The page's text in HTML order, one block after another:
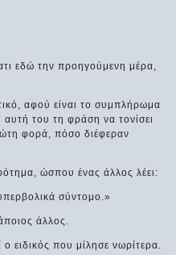
εδώ την προηγούμενη μέρα,
αφού είναι το συμπλήρωμα
αυτή του τη φράση να τονίσει
φορά, πόσο διέφεραν
ώσπου ένας άλλος λέει:
σύντομο.»
άλλος.
ο ειδικός που μίλησε νωρίτερα.